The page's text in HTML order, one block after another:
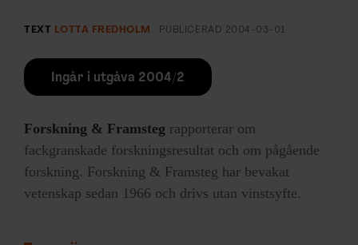
TEXT LOTTA FREDHOLM PUBLICERAD 2004-03-01
Ingår i utgåva 2004/2
Forskning & Framsteg rapporterar om
fackgranskade forskningsresultat och om pågående
forskning. Forskning & Framsteg har bevakat
vetenskap sedan 1966 och drivs utan vinstsyfte.